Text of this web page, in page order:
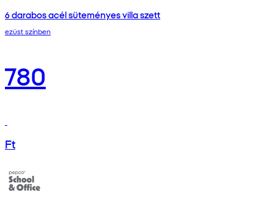
6 darabos acél süteményes villa szett
ezüst színben
780
Ft